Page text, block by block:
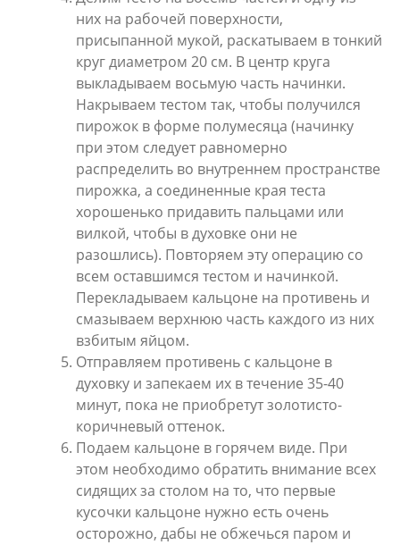
них на рабочей поверхности,
присыпанной мукой, раскатываем в тонкий
круг диаметром 20 см. В центр круга
выкладываем восьмую часть начинки.
Накрываем тестом так, чтобы получился
пирожок в форме полумесяца (начинку
при этом следует равномерно
распределить во внутреннем пространстве
пирожка, а соединенные края теста
хорошенько придавить пальцами или
вилкой, чтобы в духовке они не
разошлись). Повторяем эту операцию со
всем оставшимся тестом и начинкой.
Перекладываем кальцоне на противень и
смазываем верхнюю часть каждого из них
взбитым яйцом.
Отправляем противень с кальцоне в
духовку и запекаем их в течение 35-40
минут, пока не приобретут золотисто-
коричневый оттенок.
Подаем кальцоне в горячем виде. При
этом необходимо обратить внимание всех
сидящих за столом на то, что первые
кусочки кальцоне нужно есть очень
осторожно, дабы не обжечься паром и